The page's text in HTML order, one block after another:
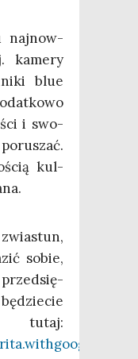
naj­now­
kame­ry
blue
i swo­
kul­
sobie,
tutaj: